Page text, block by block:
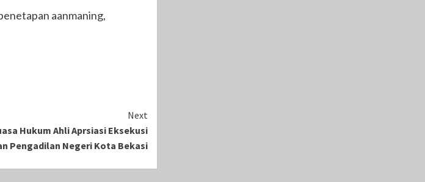
aanmaning,
Next
Hukum Ahli Aprsiasi Eksekusi
Pengadilan Negeri Kota Bekasi